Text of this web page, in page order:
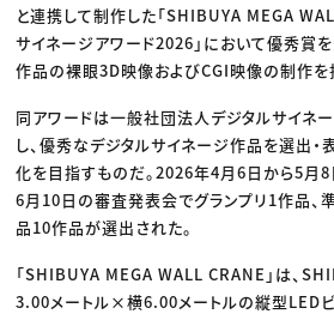
と連携して制作した「SHIBUYA MEGA
サイネージアワード2026」において優秀賞
作品の裸眼3D映像およびCGI映像の制作を
同アワードは一般社団法人デジタルサイネ
し、優秀なデジタルサイネージ作品を選出
化を目指すものだ。2026年4月6日から5月8
6月10日の審査発表会でグランプリ1作品、
品10作品が選出された。
「SHIBUYA MEGA WALL CRANE」は、
3.00メートル×横6.00メートルの縦型LED